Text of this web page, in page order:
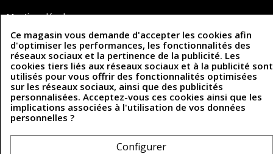
Mentions légales
Politique de confidentialité
Politique des cookies
Contactez-nous
Coordonnées
493 Chemin de Catougnac
81300 Graulhet
contact@cuirenstock.com
Ce magasin vous demande d'accepter les cookies afin
d'optimiser les performances, les fonctionnalités des
réseaux sociaux et la pertinence de la publicité. Les
cookies tiers liés aux réseaux sociaux et à la publicité sont
utilisés pour vous offrir des fonctionnalités optimisées
sur les réseaux sociaux, ainsi que des publicités
personnalisées. Acceptez-vous ces cookies ainsi que les
implications associées à l'utilisation de vos données
personnelles ?
Configurer